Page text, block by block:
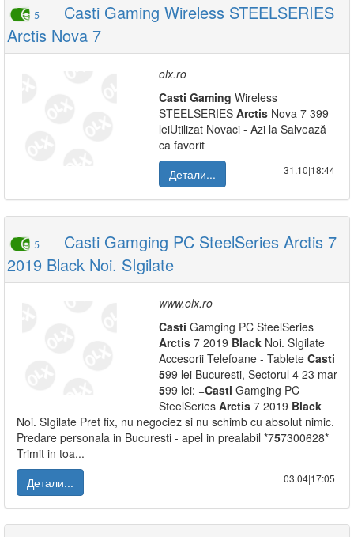
5
Casti Gaming Wireless STEELSERIES
Arctis Nova 7
olx.ro
Casti Gaming Wireless
STEELSERIES Arctis Nova 7 399
leiUtilizat Novaci - Azi la Salvează
ca favorit
Детали...
31.10|18:44
5
Casti Gamging PC SteelSeries Arctis 7
2019 Black Noi. SIgilate
www.olx.ro
Casti Gamging PC SteelSeries
Arctis 7 2019 Black Noi. SIgilate
Accesorii Telefoane - Tablete Casti
599 lei Bucuresti, Sectorul 4 23 mar
599 lei: =Casti Gamging PC
SteelSeries Arctis 7 2019 Black
Noi. SIgilate Pret fix, nu negociez si nu schimb cu absolut nimic.
Predare personala in Bucuresti - apel in prealabil *757300628*
Trimit in toa...
Детали...
03.04|17:05